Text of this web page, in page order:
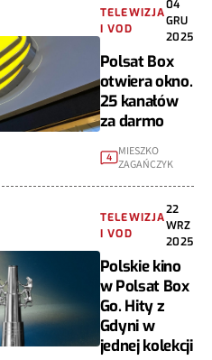
TELEWIZJA
I VOD
04
GRU
2025
Polsat Box
otwiera okno.
25 kanałów
za darmo
4 MIESZKO
ZAGAŃCZYK
TELEWIZJA
I VOD
22
WRZ
2025
Polskie kino
w Polsat Box
Go. Hity z
Gdyni w
jednej kolekcji